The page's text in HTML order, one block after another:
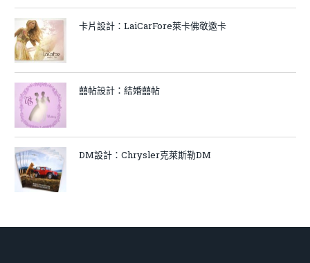
卡片設計：LaiCarFore萊卡佛敬邀卡
囍帖設計：結婚囍帖
DM設計：Chrysler克萊斯勒DM